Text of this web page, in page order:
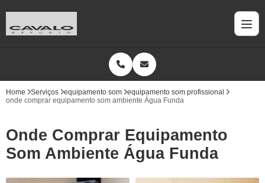
Home Serviços equipamento som
equipamento som profissional
onde comprar equipamento som ambiente Água Funda
Onde Comprar Equipamento
Som Ambiente Água Funda